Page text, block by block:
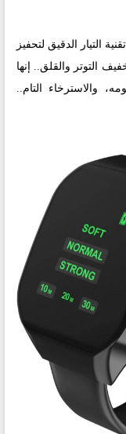
التيار الدقيق لتحفيز
التوتر والقلق.. إنها
والاسترخاء التام..